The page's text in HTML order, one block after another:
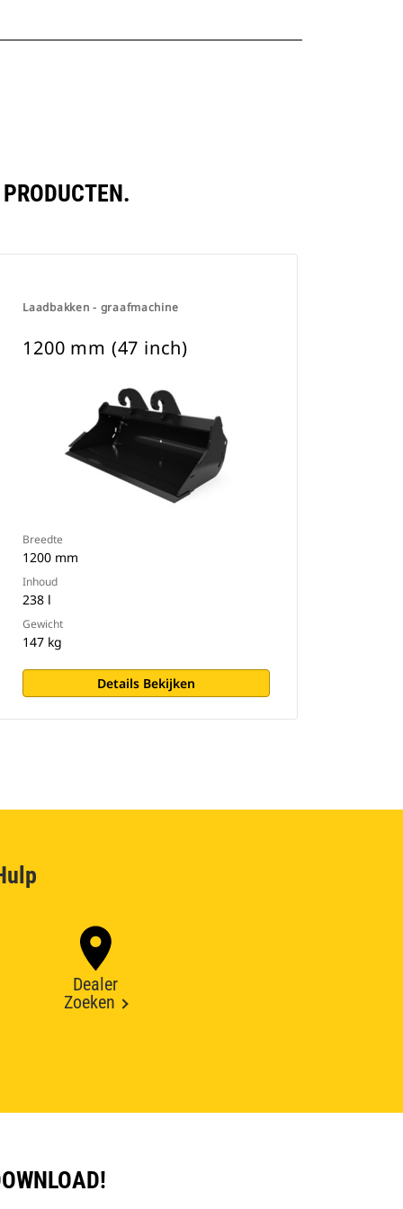
Laadbakken - graafmachine
1200 mm (47 inch)
Breedte
1200 mm
Inhoud
238 l
Gewicht
147 kg
Details Bekijken
Dealer
Zoeken